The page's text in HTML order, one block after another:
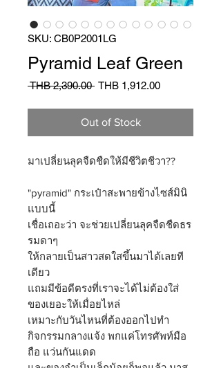
SKU: CB0P2001LG
Pyramid Leaf Green
THB 2,390.00 Regular
THB 1,912.00Sale
Out of Stock
มาเปลี่ยนลุคจืดชืดให้มีชีวิตชีวา??
"pyramid" กระเป๋าสะพายข้างไซส์มินิ
แบบนี้
เชื่อเถอะว่า จะช่วยเปลี่ยนลุคจืดชืดธร
รมดาๆ
ให้กลายเป็นสาวสดใสขึ้นมาได้เลยที
เดียว
แถมมีข้อดีตรงที่เราจะได้ไม่ต้องใส่
ของเยอะให้เมื่อยไหล่
เหมาะกับวันไหนที่ต้องออกไปทำ
กิจกรรมกลางแจ้ง พกแค่โทรศัพท์มือ
ถือ แว่นกันแดด